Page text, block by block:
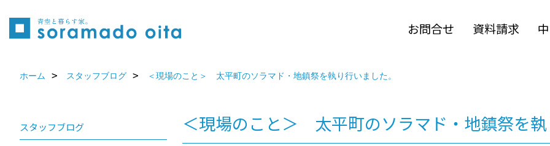
お問合せ 資料請求
ホーム スタッフブログ ＜現場のこと＞ 太平町のソラマド・地鎮祭を執り行いました。
＜現場のこと＞ 太平町のソラマド・地鎮祭を執
スタッフブログ